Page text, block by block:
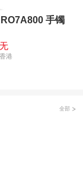
手镯
港
全部